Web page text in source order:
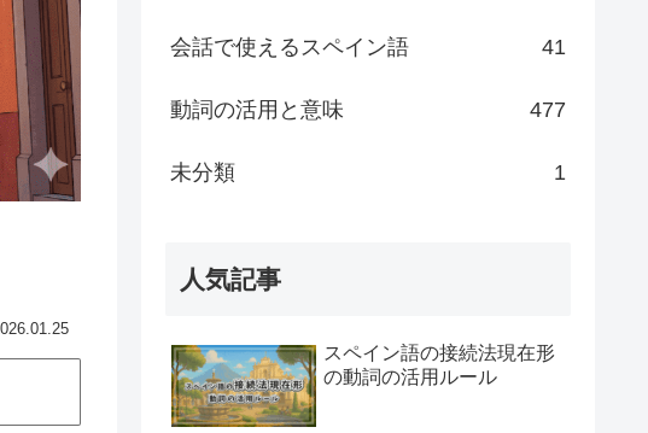
会話で使えるスペイン語 41
動詞の活用と意味 477
未分類 1
人気記事
スペイン語の接続法現在形
の動詞の活用ルール